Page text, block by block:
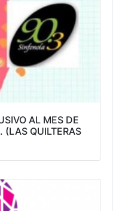
AL MES DE
(LAS QUILTERAS